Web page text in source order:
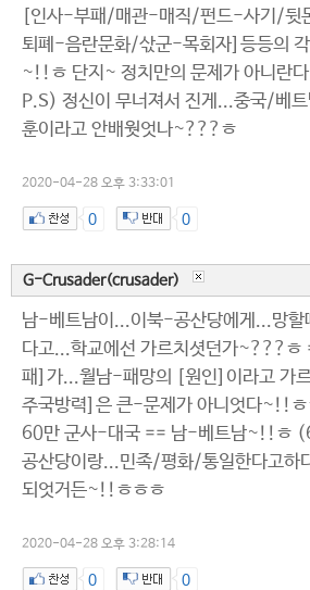
[인사-부패/매관-매직/펀드-사기/
퇴폐-음란문화/삯군-목회자]등등의
~!!ㅎ 단지~ 정치만의 문제가 아니란
P.S) 정신이 무너져서 진게...중국/베
훈이라고 안배웟엇나~???ㅎ
2020-04-28 오후 3:33:01
0 0
G-Crusader(crusader)
남-베트남이...이북-공산당에게...망할
다고...학교에선 가르치셧던가~???ㅎ
패]가...월남-패망의 [원인]이라고 가
주국방력]은 큰-문제가 아니엇다~!!ㅎ
60만 군사-대국 == 남-베트남~!!ㅎ
공산당이랑...민족/평화/통일한다고하
되엇거든~!!ㅎㅎㅎ
2020-04-28 오후 3:28:14
0 0